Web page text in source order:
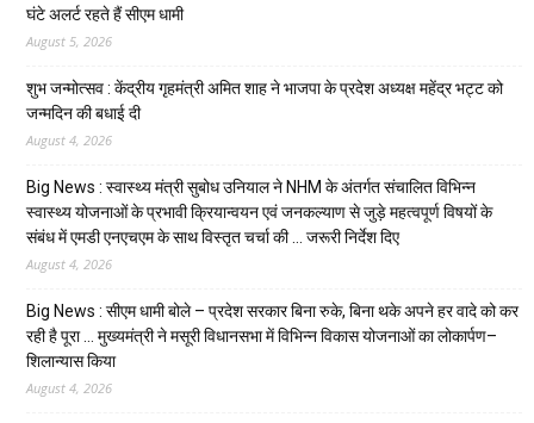
घंटे अलर्ट रहते हैं सीएम धामी
August 5, 2026
शुभ जन्मोत्सव : केंद्रीय गृहमंत्री अमित शाह ने भाजपा के प्रदेश अध्यक्ष महेंद्र भट्ट को
जन्मदिन की बधाई दी
August 4, 2026
Big News : स्वास्थ्य मंत्री सुबोध उनियाल ने NHM के अंतर्गत संचालित विभिन्न
स्वास्थ्य योजनाओं के प्रभावी क्रियान्वयन एवं जनकल्याण से जुड़े महत्वपूर्ण विषयों के
संबंध में एमडी एनएचएम के साथ विस्तृत चर्चा की … जरूरी निर्देश दिए
August 4, 2026
Big News : सीएम धामी बोले – प्रदेश सरकार बिना रुके, बिना थके अपने हर वादे को कर
रही है पूरा … मुख्यमंत्री ने मसूरी विधानसभा में विभिन्न विकास योजनाओं का लोकार्पण–
शिलान्यास किया
August 4, 2026